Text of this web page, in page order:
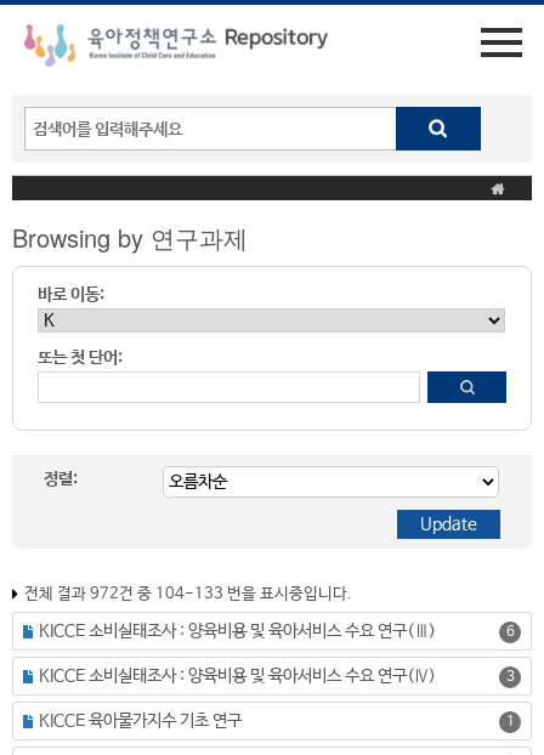
Browsing by 연구과제
바로 이동:
또는 첫 단어:
정렬:
전체 결과 972건 중 104-133 번을 표시중입니다.
KICCE 소비실태조사 : 양육비용 및 육아서비스 수요 연구(Ⅲ) 6
KICCE 소비실태조사 : 양육비용 및 육아서비스 수요 연구(Ⅳ) 3
KICCE 육아물가지수 기초 연구 1